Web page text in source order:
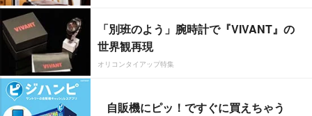
「別班のよう」腕時計で『VIVANT』の
世界観再現
オリコンタイアップ特集
自販機にピッ！ですぐに買えちゃう